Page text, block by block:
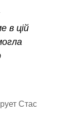
в цій
Стас